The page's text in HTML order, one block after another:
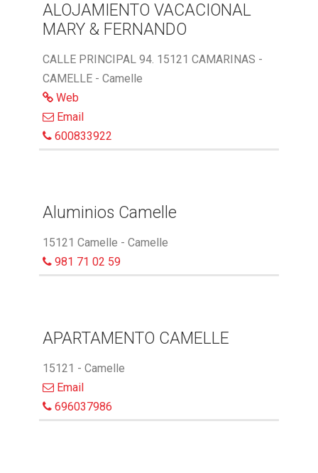
ALOJAMIENTO VACACIONAL
MARY & FERNANDO
CALLE PRINCIPAL 94. 15121 CAMARINAS -
CAMELLE - Camelle
Web
Email
600833922
Aluminios Camelle
15121 Camelle - Camelle
981 71 02 59
APARTAMENTO CAMELLE
15121 - Camelle
Email
696037986